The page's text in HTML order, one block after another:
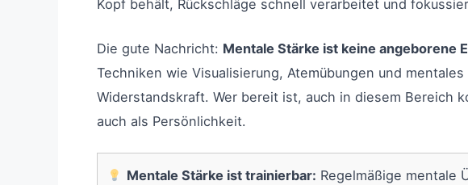
Kopf behält, Rückschläge schnell verarbeitet und
Die gute Nachricht: Mentale Stärke ist keine angeborene
Techniken wie Visualisierung, Atemübungen und
Widerstandskraft. Wer bereit ist, auch in diesem Bereich
auch als Persönlichkeit.
Mentale Stärke ist trainierbar: Regelmäßige mentale